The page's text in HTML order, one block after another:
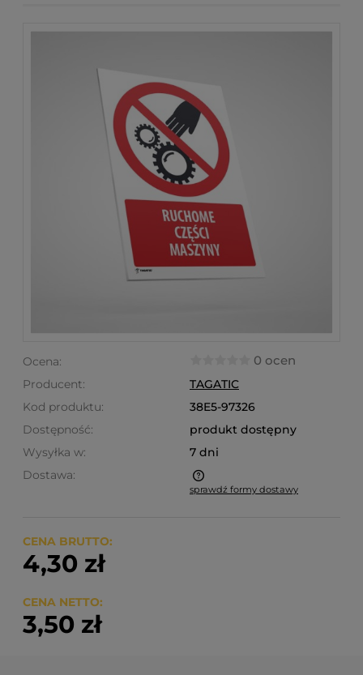
Ocena: 0 ocen
Producent:
TAGATIC
Kod produktu:
38E5-97326
Dostępność:
produkt dostępny
Wysyłka w:
7 dni
Dostawa:
Cena nie zawiera ewentualnych kosztów płatności
sprawdź formy dostawy
CENA BRUTTO:
4,30 zł
CENA NETTO:
3,50 zł